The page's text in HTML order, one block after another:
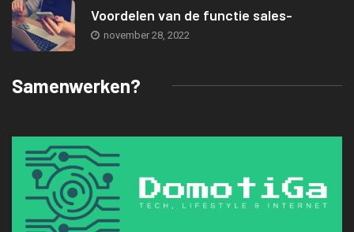
Voordelen van de functie sales-
november 28, 2022
Samenwerken?